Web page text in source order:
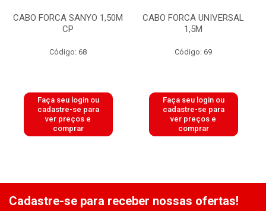
CABO FORCA SANYO 1,50M
CP
Código: 68
Faça seu login ou
cadastre-se para
ver preços e
comprar
CABO FORCA UNIVERSAL
1,5M
Código: 69
Faça seu login ou
cadastre-se para
ver preços e
comprar
Cadastre-se para receber nossas ofertas!